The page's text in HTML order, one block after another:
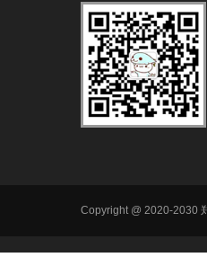
Copyright @ 2020-2030